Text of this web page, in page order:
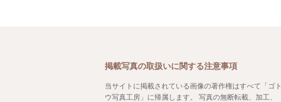
掲載写真の取扱いに関する注意事項
当サイトに掲載されている画像の著作権はすべて「ゴト
ウ写真工房」に帰属します。 写真の無断転載、加工、